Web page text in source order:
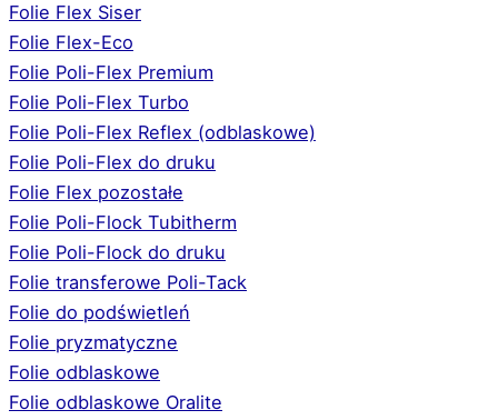
Folie Flex Siser
Folie Flex-Eco
Folie Poli-Flex Premium
Folie Poli-Flex Turbo
Folie Poli-Flex Reflex (odblaskowe)
Folie Poli-Flex do druku
Folie Flex pozostałe
Folie Poli-Flock Tubitherm
Folie Poli-Flock do druku
Folie transferowe Poli-Tack
Folie do podświetleń
Folie pryzmatyczne
Folie odblaskowe
Folie odblaskowe Oralite